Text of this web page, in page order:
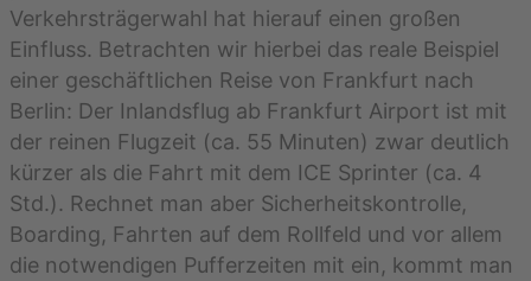
Verkehrsträgerwahl hat hierauf einen großen
Einfluss. Betrachten wir hierbei das reale Beispiel
einer geschäftlichen Reise von Frankfurt nach
Berlin: Der Inlandsflug ab Frankfurt Airport ist mit
der reinen Flugzeit (ca. 55 Minuten) zwar deutlich
kürzer als die Fahrt mit dem ICE Sprinter (ca. 4
Std.). Rechnet man aber Sicherheitskontrolle,
Boarding, Fahrten auf dem Rollfeld und vor allem
die notwendigen Pufferzeiten mit ein, kommt man